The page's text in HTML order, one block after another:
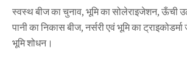
स्वस्थ बीज का चुनाव, भूमि का सोलेराइजेशन, ऊँची
पानी का निकास बीज, नर्सरी एवं भूमि का
भूमि शोधन।